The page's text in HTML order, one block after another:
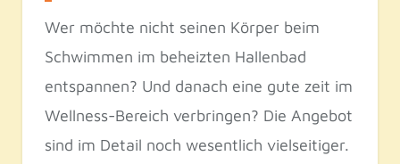
Wer möchte nicht seinen Körper beim
Schwimmen im beheizten Hallenbad
entspannen? Und danach eine gute zeit im
Wellness-Bereich verbringen? Die Angebot
sind im Detail noch wesentlich vielseitiger.